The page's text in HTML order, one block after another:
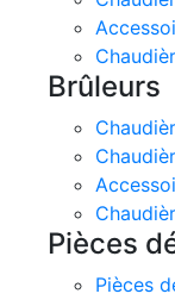
Brûleurs
Pièces
Pièces